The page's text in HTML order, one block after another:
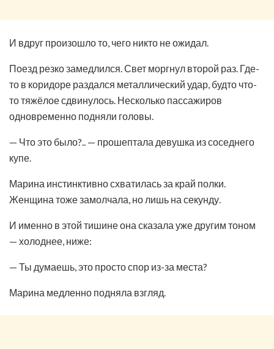
И вдруг произошло то, чего никто не ожидал.
Поезд резко замедлился. Свет моргнул второй раз. Где-
то в коридоре раздался металлический удар, будто что-
то тяжёлое сдвинулось. Несколько пассажиров
одновременно подняли головы.
— Что это было?.. — прошептала девушка из соседнего
купе.
Марина инстинктивно схватилась за край полки.
Женщина тоже замолчала, но лишь на секунду.
И именно в этой тишине она сказала уже другим тоном
— холоднее, ниже:
— Ты думаешь, это просто спор из-за места?
Марина медленно подняла взгляд.